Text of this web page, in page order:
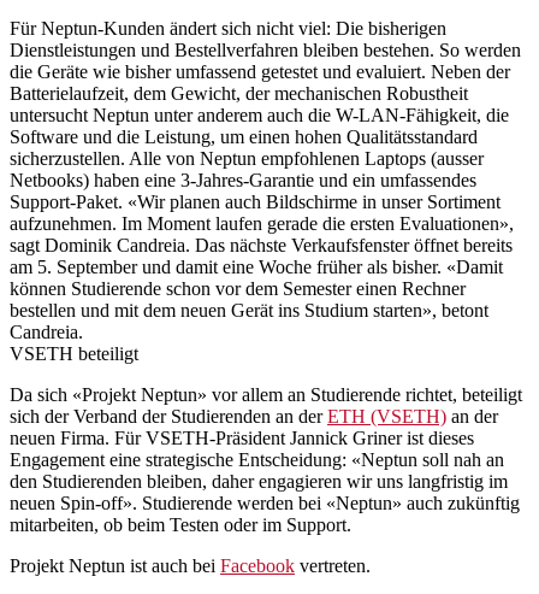
Für Neptun-Kunden ändert sich nicht viel: Die bisherigen
Dienstleistungen und Bestellverfahren bleiben bestehen. So werden
die Geräte wie bisher umfassend getestet und evaluiert. Neben der
Batterielaufzeit, dem Gewicht, der mechanischen Robustheit
untersucht Neptun unter anderem auch die W-LAN-Fähigkeit, die
Software und die Leistung, um einen hohen Qualitätsstandard
sicherzustellen. Alle von Neptun empfohlenen Laptops (ausser
Netbooks) haben eine 3-Jahres-Garantie und ein umfassendes
Support-Paket. «Wir planen auch Bildschirme in unser Sortiment
aufzunehmen. Im Moment laufen gerade die ersten Evaluationen»,
sagt Dominik Candreia. Das nächste Verkaufsfenster öffnet bereits
am 5. September und damit eine Woche früher als bisher. «Damit
können Studierende schon vor dem Semester einen Rechner
bestellen und mit dem neuen Gerät ins Studium starten», betont
Candreia.
VSETH beteiligt
Da sich «Projekt Neptun» vor allem an Studierende richtet, beteiligt
sich der Verband der Studierenden an derETH (VSETH) an der
neuen Firma. Für VSETH-Präsident Jannick Griner ist dieses
Engagement eine strategische Entscheidung: «Neptun soll nah an
den Studierenden bleiben, daher engagieren wir uns langfristig im
neuen Spin-off». Studierende werden bei «Neptun» auch zukünftig
mitarbeiten, ob beim Testen oder im Support.
Projekt Neptun ist auch bei Facebook vertreten.